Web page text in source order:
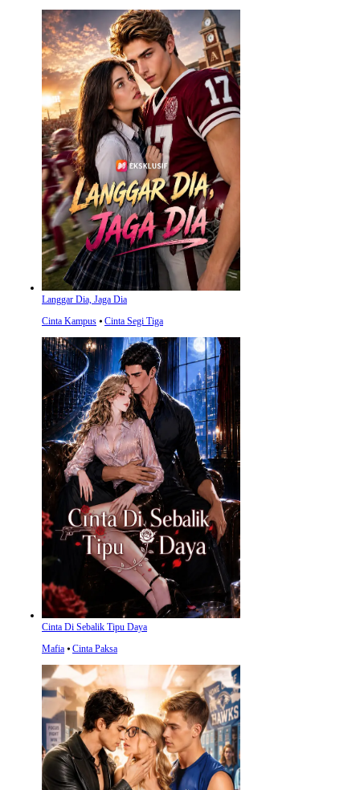
Langgar Dia, Jaga Dia
Cinta Kampus ⦁ Cinta Segi Tiga
Cinta Di Sebalik Tipu Daya
Mafia ⦁ Cinta Paksa